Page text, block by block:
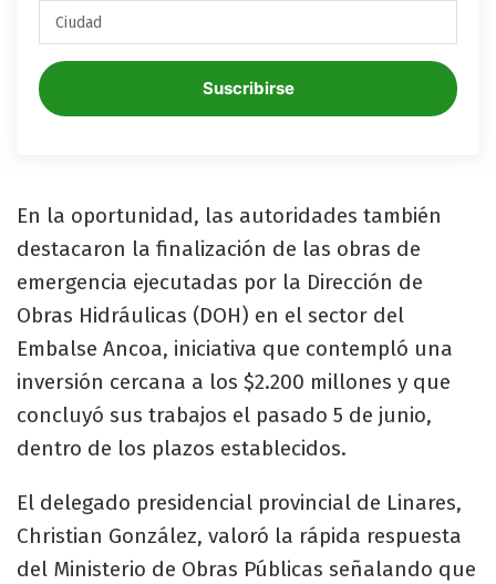
Suscribirse
En la oportunidad, las autoridades también
destacaron la finalización de las obras de
emergencia ejecutadas por la Dirección de
Obras Hidráulicas (DOH) en el sector del
Embalse Ancoa, iniciativa que contempló una
inversión cercana a los $2.200 millones y que
concluyó sus trabajos el pasado 5 de junio,
dentro de los plazos establecidos.
El delegado presidencial provincial de Linares,
Christian González, valoró la rápida respuesta
del Ministerio de Obras Públicas señalando que